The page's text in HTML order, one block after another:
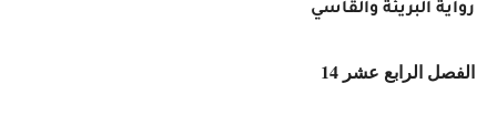
رواية البريئة والقاسي
الفصل الرابع عشر 14